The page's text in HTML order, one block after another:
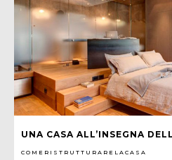
UNA CASA ALL’INSEGNA
COMERISTRUTTURARELACASA